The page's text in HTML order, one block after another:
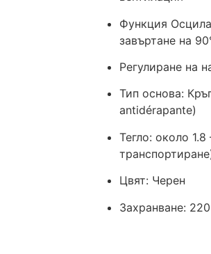
Функция
завъртане на
Регулиране на
Тип основа:
antidérapante)
Тегло: около
Цвят: Черен
Захранване: